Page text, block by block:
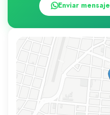
Enviar mensaje